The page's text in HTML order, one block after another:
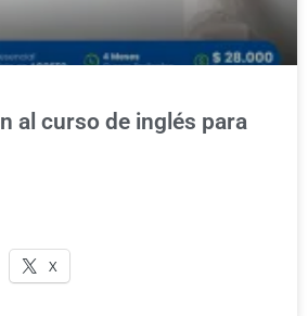
al curso de inglés para
X